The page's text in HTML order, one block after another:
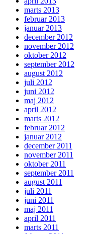
marts 2013
februar 2013
januar 2013
december 2012
november 2012
oktober 2012
september 2012
august 2012
juli 2012
juni 2012
maj 2012
april 2012
marts 2012
februar 2012
januar 2012
december 2011
november 2011
oktober 2011
september 2011
august 2011
juli 2011
juni 2011
maj 2011
april 2011
marts 2011